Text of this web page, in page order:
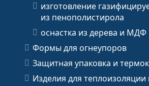
изготовление
из пенополистирола
оснастка из дерева и МДФ
Формы для огнеупоров
Защитная упаковка и
Изделия для теплоизоляции